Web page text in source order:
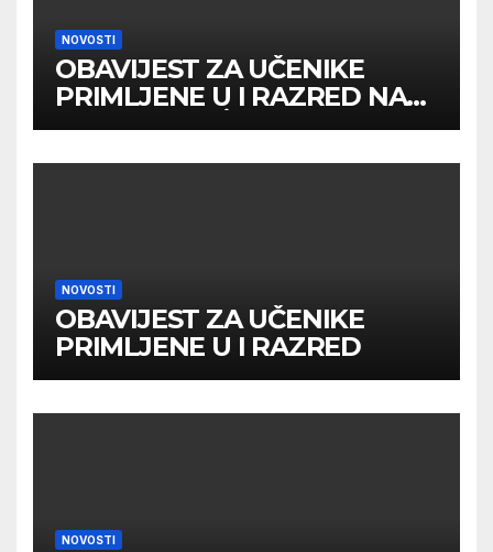
NOVOSTI
OBAVIJEST ZA UČENIKE
PRIMLJENE U I RAZRED NA
DRUGOM UPİSNOM ROKU
NOVOSTI
OBAVIJEST ZA UČENIKE
PRIMLJENE U I RAZRED
NOVOSTI